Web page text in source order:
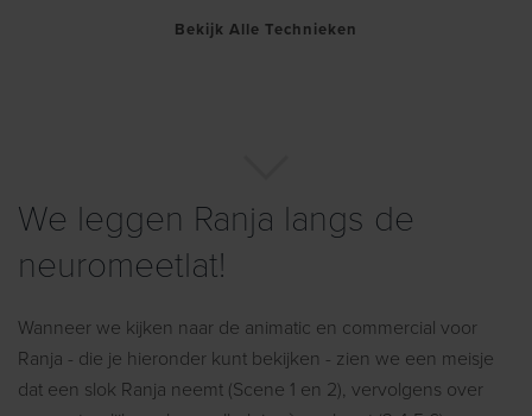
Bekijk Alle Technieken
We leggen Ranja langs de
neuromeetlat!
Wanneer we kijken naar de animatic en commercial voor
Ranja - die je hieronder kunt bekijken - zien we een meisje
dat een slok Ranja neemt (Scene 1 en 2), vervolgens over